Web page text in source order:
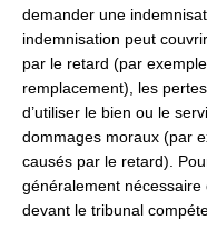
demander une
indemnisation peut
par le retard (par
remplacement), les
d’utiliser le bien ou le
dommages moraux (par
causés par le retard).
généralement nécessaire
devant le tribunal